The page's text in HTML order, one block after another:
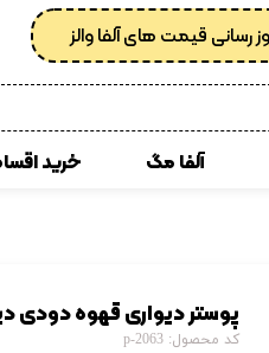
کاغذدیواری رولی
آلفا مگ خرید
پوستر دیواری قهوه دودی
کد محصول: p-2063